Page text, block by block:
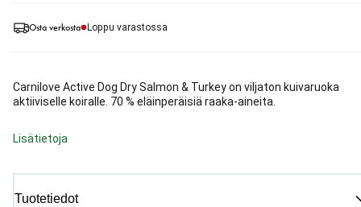
Osta verkosta Loppu varastossa
Carnilove Active Dog Dry Salmon & Turkey on viljaton kuivaruoka
aktiiviselle koiralle. 70 % eläinperäisiä raaka-aineita.
Lisätietoja
Tuotetiedot